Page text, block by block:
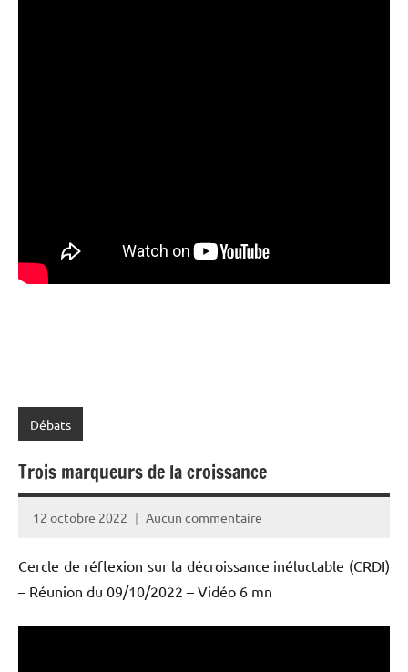
Débats
Trois marqueurs de la croissance
12 octobre 2022
PPAC
Aucun commentaire
Cercle de réflexion sur la décroissance inéluctable (CRDI)
– Réunion du 09/10/2022 – Vidéo 6 mn